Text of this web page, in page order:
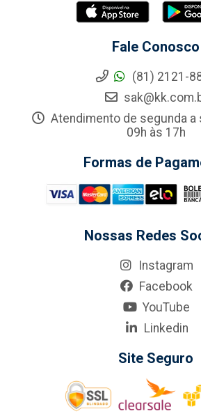
Fale Conosco
(81) 2121-
Atendimento de segunda
09h às 17h
Formas de
Nossas Redes
Instagram
Facebook
YouTube
Linkedin
Site Seguro